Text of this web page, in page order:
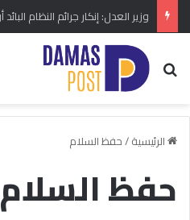
بحث عن
الرئيسية/حفظ السلام
حفظ السلام